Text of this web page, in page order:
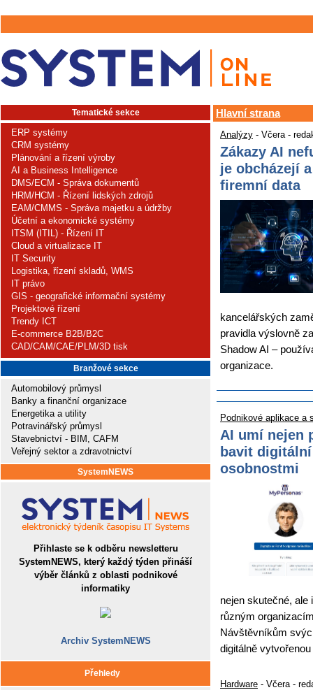
Tematické sekce
ERP systémy
CRM systémy
Plánování a řízení výroby
AI a Business Intelligence
DMS/ECM - Správa dokumentů
HRM/HCM - Řízení lidských zdrojů
EAM/CMMS - Správa majetku a údržby
Účetní a ekonomické systémy
ITSM (ITIL) - Řízení IT
Cloud a virtualizace IT
IT Security
Logistika, řízení skladů, WMS
IT právo
GIS - geografické informační systémy
Projektové řízení
Trendy ICT
E-commerce B2B/B2C
CAD/CAM/CAE/PLM/3D tisk
Branžové sekce
Automobilový průmysl
Banky a finanční organizace
Energetika a utility
Potravinářský průmysl
Stavebnictví - BIM, CAFM
Veřejný sektor a zdravotnictví
SystemNEWS
Přihlaste se k odběru newsletteru
SystemNEWS, který každý týden přináší
výběr článků z oblasti podnikové
informatiky
Archiv SystemNEWS
Přehledy
Hlavní strana
Analýzy - Včera -
Zákazy AI
je obcházejí
firemní data
kancelářských
pravidla výslovně
Shadow AI –
organizace.
Podnikové aplikace a
AI umí nejen
bavit
osobnostmi
nejen skutečné, ale
různým
Návštěvníkům
digitálně
Hardware - Včera -